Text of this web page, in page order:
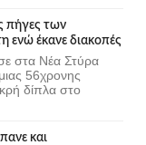
πήγες των
ενώ έκανε διακοπές
στα Νέα Στύρα
56χρονης
δίπλα στο
και